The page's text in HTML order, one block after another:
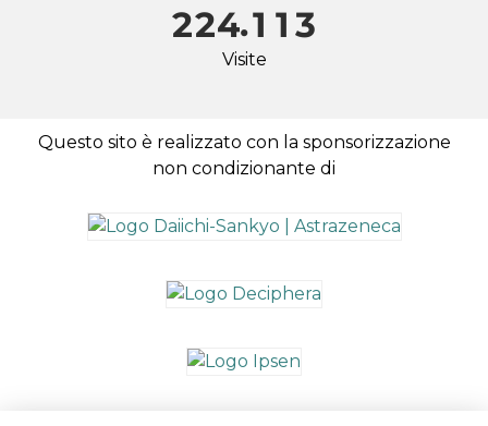
224.1 1 3
Visite
Questo sito è realizzato con la sponsorizzazione
non condizionante di